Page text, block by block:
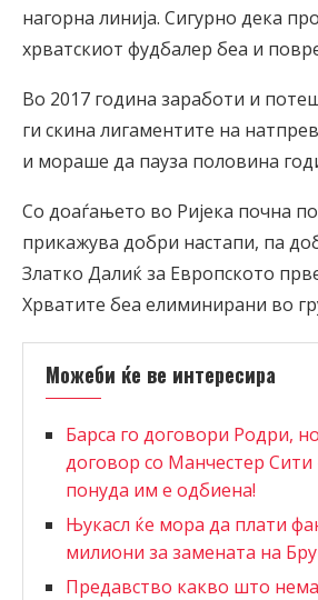
нагорна линија. Сигурно дека
хрватскиот фудбалер беа и
Во 2017 година заработи и
ги скина лигаментите на
и мораше да пауза половина
Со доаѓањето во Ријека почна
прикажува добри настапи, па
Златко Далиќ за Европското
Хрватите беа елиминирани во
Можеби ќе ве интересира
Барса го договори Родри,
договор со Манчестер Сити
понуда им е одбиена!
Њукасл ќе мора да плати
милиони за замената на
Предавство какво што